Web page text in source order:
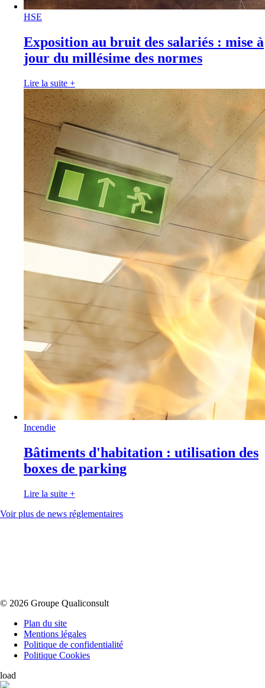
HSE
Exposition au bruit des salariés : mise à
jour du millésime des normes
Lire la suite +
Incendie
Bâtiments d'habitation : utilisation des
boxes de parking
Lire la suite +
Voir plus de news réglementaires
© 2026 Groupe Qualiconsult
Plan du site
Mentions légales
Politique de confidentialité
Politique Cookies
load